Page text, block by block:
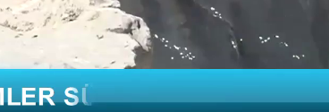
Tarım ve
İşleri Genel
Devamını Oku